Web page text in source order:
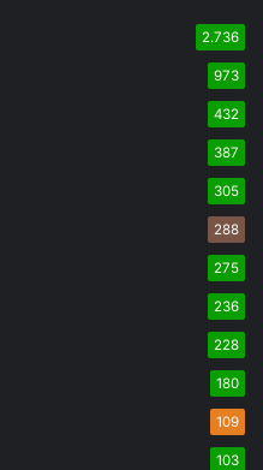
2.736
973
432
387
305
288
275
236
228
180
109
103